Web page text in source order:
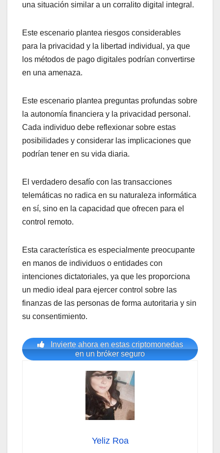
una situación similar a un corralito digital integral.
Este escenario plantea riesgos considerables
para la privacidad y la libertad individual, ya que
los métodos de pago digitales podrían convertirse
en una amenaza.
Este escenario plantea preguntas profundas sobre
la autonomía financiera y la privacidad personal.
Cada individuo debe reflexionar sobre estas
posibilidades y considerar las implicaciones que
podrían tener en su vida diaria.
El verdadero desafío con las transacciones
telemáticas no radica en su naturaleza informática
en sí, sino en la capacidad que ofrecen para el
control remoto.
Esta característica es especialmente preocupante
en manos de individuos o entidades con
intenciones dictatoriales, ya que les proporciona
un medio ideal para ejercer control sobre las
finanzas de las personas de forma autoritaria y sin
su consentimiento.
Invierte ahora en estas criptomonedas
en un bróker seguro
Yeliz Roa